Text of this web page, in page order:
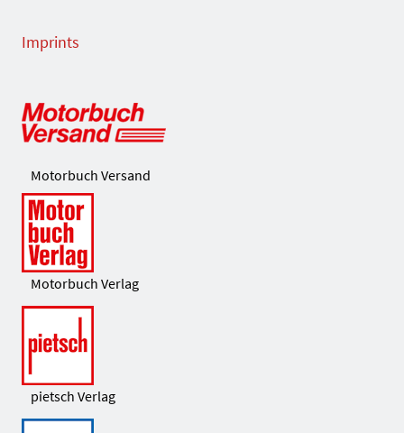
Imprints
Motorbuch Versand
Motorbuch Verlag
pietsch Verlag